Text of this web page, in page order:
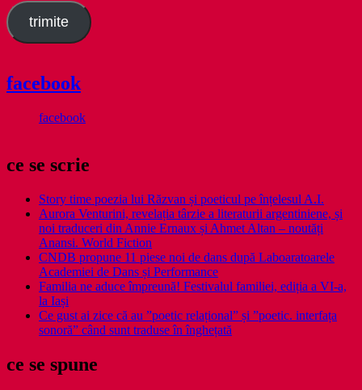
trimite
facebook
facebook
ce se scrie
Story time poezia lui Răzvan și poeticul pe înțelesul A.I.
Aurora Venturini, revelația târzie a literaturii argentiniene, și
noi traduceri din Annie Ernaux și Ahmet Altan – noutăți
Anansi. World Fiction
CNDB propune 11 piese noi de dans după Laboaratoarele
Academiei de Dans și Performance
Familia ne aduce împreună! Festivalul familiei, ediția a VI-a,
la Iași
Ce gust ai zice că au ”poetic relațional” și ”poetic. interfața
sonoră” când sunt traduse în înghețată
ce se spune